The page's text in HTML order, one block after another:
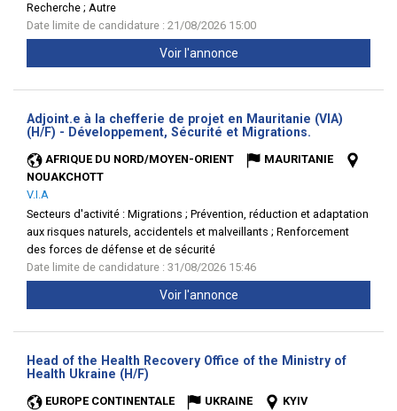
Recherche ; Autre
Date limite de candidature : 21/08/2026 15:00
Voir l'annonce
Adjoint.e à la chefferie de projet en Mauritanie (VIA)
(H/F) - Développement, Sécurité et Migrations.
AFRIQUE DU NORD/MOYEN-ORIENT
MAURITANIE
NOUAKCHOTT
V.I.A
Secteurs d'activité : Migrations ; Prévention, réduction et adaptation
aux risques naturels, accidentels et malveillants ; Renforcement
des forces de défense et de sécurité
Date limite de candidature : 31/08/2026 15:46
Voir l'annonce
Head of the Health Recovery Office of the Ministry of
Health Ukraine (H/F)
EUROPE CONTINENTALE UKRAINE
KYIV